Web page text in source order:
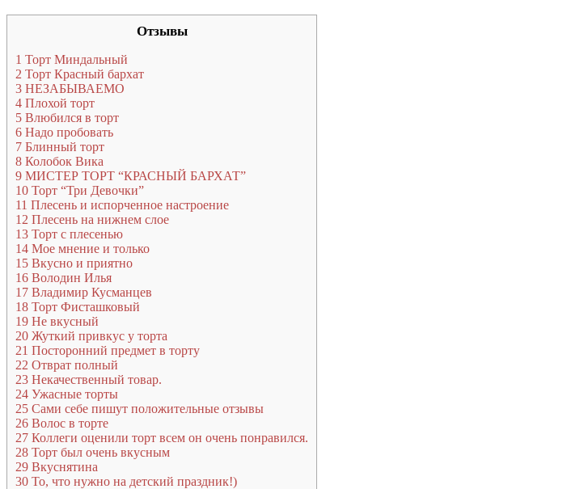
Отзывы
1 Торт Миндальный
2 Торт Красный бархат
3 НЕЗАБЫВАЕМО
4 Плохой торт
5 Влюбился в торт
6 Надо пробовать
7 Блинный торт
8 Колобок Вика
9 МИСТЕР ТОРТ “КРАСНЫЙ БАРХАТ”
10 Торт “Три Девочки”
11 Плесень и испорченное настроение
12 Плесень на нижнем слое
13 Торт с плесенью
14 Мое мнение и только
15 Вкусно и приятно
16 Володин Илья
17 Владимир Кусманцев
18 Торт Фисташковый
19 Не вкусный
20 Жуткий привкус у торта
21 Посторонний предмет в торту
22 Отврат полный
23 Некачественный товар.
24 Ужасные торты
25 Сами себе пишут положительные отзывы
26 Волос в торте
27 Коллеги оценили торт всем он очень понравился.
28 Торт был очень вкусным
29 Вкуснятина
30 То, что нужно на детский праздник!)